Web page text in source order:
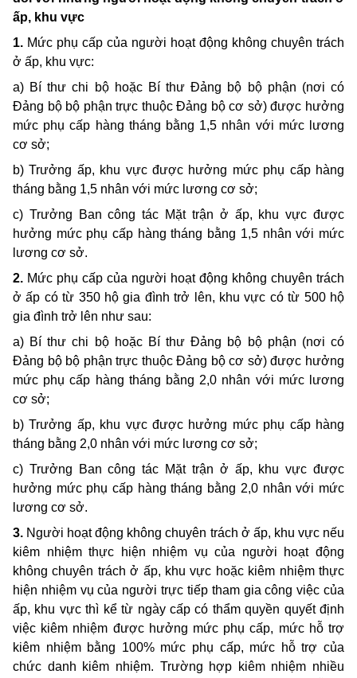
ấp, khu vực
1. Mức phụ cấp của người hoạt động không chuyên trách
ở ấp, khu vực:
a) Bí thư chi bộ hoặc Bí thư Đảng bộ bộ phận (nơi có
Đảng bộ bộ phận trực thuộc Đảng bộ cơ sở) được hưởng
mức phụ cấp hàng tháng bằng 1,5 nhân với mức lương
cơ sở;
b) Trưởng ấp, khu vực được hưởng mức phụ cấp hàng
tháng bằng 1,5 nhân với mức lương cơ sở;
c) Trưởng Ban công tác Mặt trận ở ấp, khu vực được
hưởng mức phụ cấp hàng tháng bằng 1,5 nhân với mức
lương cơ sở.
2. Mức phụ cấp của người hoạt động không chuyên trách
ở ấp có từ 350 hộ gia đình trở lên, khu vực có từ 500 hộ
gia đình trở lên như sau:
a) Bí thư chi bộ hoặc Bí thư Đảng bộ bộ phận (nơi có
Đảng bộ bộ phận trực thuộc Đảng bộ cơ sở) được hưởng
mức phụ cấp hàng tháng bằng 2,0 nhân với mức lương
cơ sở;
b) Trưởng ấp, khu vực được hưởng mức phụ cấp hàng
tháng bằng 2,0 nhân với mức lương cơ sở;
c) Trưởng Ban công tác Mặt trận ở ấp, khu vực được
hưởng mức phụ cấp hàng tháng bằng 2,0 nhân với mức
lương cơ sở.
3. Người hoạt động không chuyên trách ở ấp, khu vực nếu
kiêm nhiệm thực hiện nhiệm vụ của người hoạt động
không chuyên trách ở ấp, khu vực hoặc kiêm nhiệm thực
hiện nhiệm vụ của người trực tiếp tham gia công việc của
ấp, khu vực thì kể từ ngày cấp có thẩm quyền quyết định
việc kiêm nhiệm được hưởng mức phụ cấp, mức hỗ trợ
kiêm nhiệm bằng 100% mức phụ cấp, mức hỗ trợ của
chức danh kiêm nhiệm. Trường hợp kiêm nhiệm nhiều